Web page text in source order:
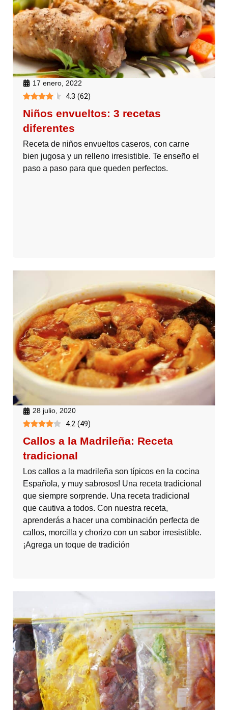
17 enero, 2022
4.3 (62)
Niños envueltos: 3 recetas
diferentes
Receta de niños envueltos caseros, con carne
bien jugosa y un relleno irresistible. Te enseño el
paso a paso para que queden perfectos.
28 julio, 2020
4.2 (49)
Callos a la Madrileña: Receta
tradicional
Los callos a la madrileña son típicos en la cocina
Española, y muy sabrosos! Una receta tradicional
que siempre sorprende. Una receta tradicional
que cautiva a todos. Con nuestra receta,
aprenderás a hacer una combinación perfecta de
callos, morcilla y chorizo con un sabor irresistible.
¡Agrega un toque de tradición